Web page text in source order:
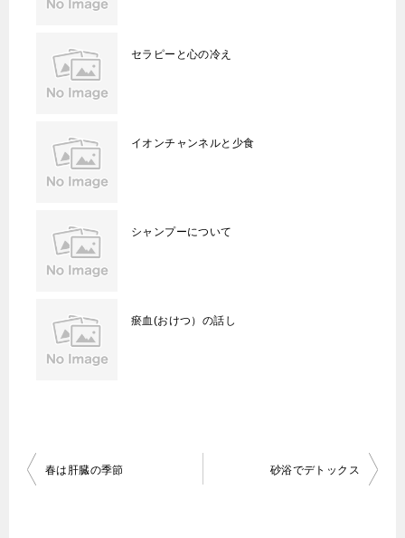
セラピーと心の冷え
イオンチャンネルと少食
シャンプーについて
瘀血(おけつ）の話し
投
春は肝臓の季節 砂浴でデトックス